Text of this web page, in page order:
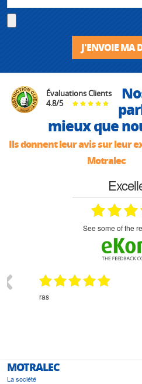
J'ENVOIE MA
Évaluations Clients
4.8/5
mieux que
Ils donnent leur avis sur leur
Motralec
see some of the
ras
MOTRALEC
La société